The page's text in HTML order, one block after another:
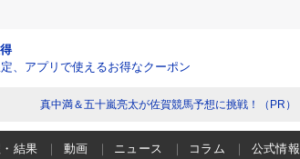
、アプリで使えるお得なクーポン
真中満＆五十嵐亮太が佐賀競馬予想に挑戦！（PR）
結果 動画 ニュース コラム 公式情報